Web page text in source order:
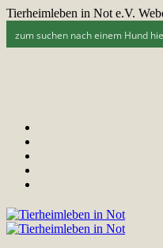
Tierheimleben in Not e.V.